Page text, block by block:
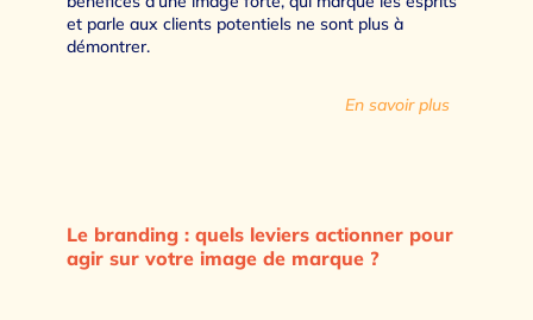
et parle aux clients potentiels ne sont plus à
démontrer.
En savoir plus
Le branding : quels leviers actionner pour
agir sur votre image de marque ?